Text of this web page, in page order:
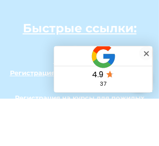
Быстрые ссылки:
Дом
Наша команда
Регистрация на детские каникулярные
Регистрация на курсы для пожилых